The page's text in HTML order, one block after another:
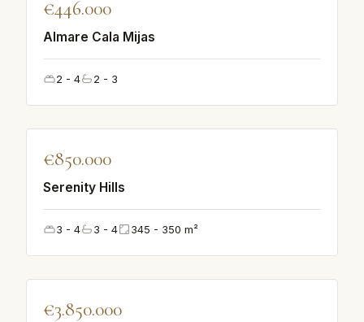
€446.000
Almare Cala Mijas
2 - 4 2 - 3
AUSGEWÄHLT
€850.000
Serenity Hills
3 - 4 3 - 4 345 - 350 m²
AUSGEWÄHLT
€3.850.000